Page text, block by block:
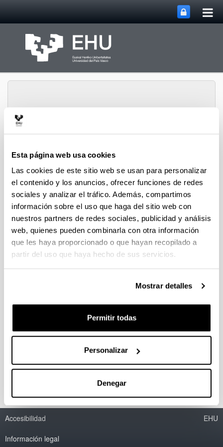
Esta página web usa cookies
Las cookies de este sitio web se usan para personalizar
el contenido y los anuncios, ofrecer funciones de redes
sociales y analizar el tráfico. Además, compartimos
información sobre el uso que haga del sitio web con
nuestros partners de redes sociales, publicidad y análisis
web, quienes pueden combinarla con otra información
que les haya proporcionado o que hayan recopilado a
partir del uso que haya hecho de sus servicios.
Mostrar detalles
Permitir todas
Personalizar
Denegar
Departamento de
Tecnología Electrónica
Nueva metodología de
monitorización para la
caracterización de módulos
fotovoltaicos individuales en
sistemas de gran tamaño
Personas encargadas de la dirección:
Juan Carlos Jimeno Cuesta; Gerardo Aranguren
Accesibilidad
Información legal
EHU